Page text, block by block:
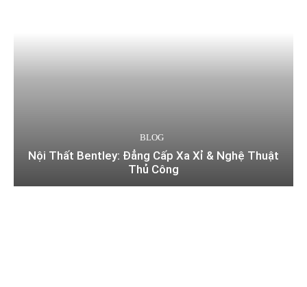
BLOG
Nội Thất Bentley: Đẳng Cấp Xa Xỉ & Nghệ Thuật
Thủ Công